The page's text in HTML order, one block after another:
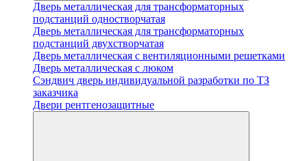
Дверь металлическая для трансформаторных
подстанций одностворчатая
Дверь металлическая для трансформаторных
подстанций двухстворчатая
Дверь металлическая с вентиляционными решетками
Дверь металлическая с люком
Cэндвич дверь индивидуальной разработки по ТЗ
заказчика
Двери рентгенозащитные